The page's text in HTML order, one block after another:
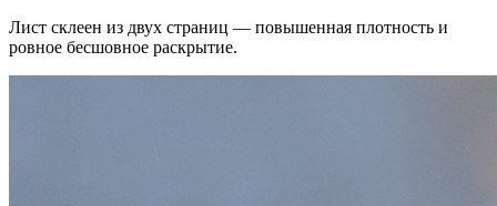
Лист склеен из двух страниц — повышенная плотность и
ровное бесшовное раскрытие.